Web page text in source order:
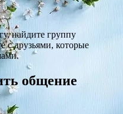
найдите группу
с друзьями, которые
общение